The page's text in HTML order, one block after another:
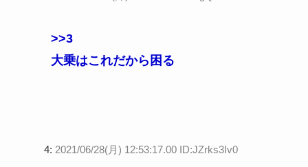
>>3
大乗はこれだから困る
4: 2021/06/28(月) 12:53:17.00 ID:JZrks3Iv0